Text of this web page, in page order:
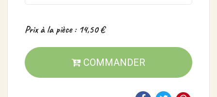
Prix à la pièce : 14,50 €
COMMANDER